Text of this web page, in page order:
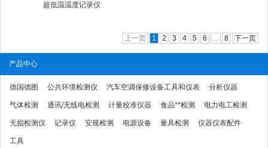
超低温温度记录仪
上一页 1 2 3 4 5 6 ... 8 下一页
产品中心
德国德图 公共环境检测仪 汽车空调保修设备工具和仪表 分析仪器
气体检测 通讯/无线电检测 计量校准仪器 食品**检测 电力电工检测
无损检测仪 记录仪 安规检测 电源设备 量具检测 仪器仪表配件
工具